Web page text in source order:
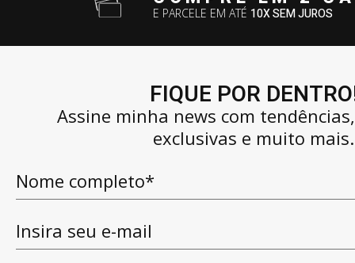
E PARCELE EM ATÉ 10X SEM JUROS
FIQUE POR
Assine minha news com
exclusivas e muito mais.